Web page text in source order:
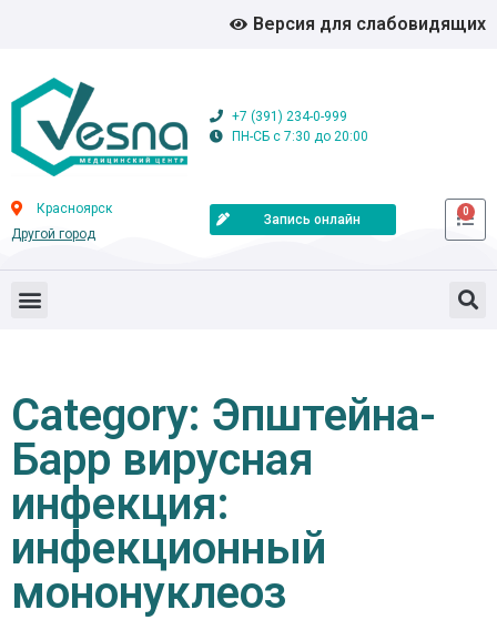
Версия для слабовидящих
+7 (391) 234-0-999
ПН-СБ с 7:30 до 20:00
Красноярск
Другой город
Запись онлайн
0
Category: Эпштейна-
Барр вирусная
инфекция:
инфекционный
мононуклеоз